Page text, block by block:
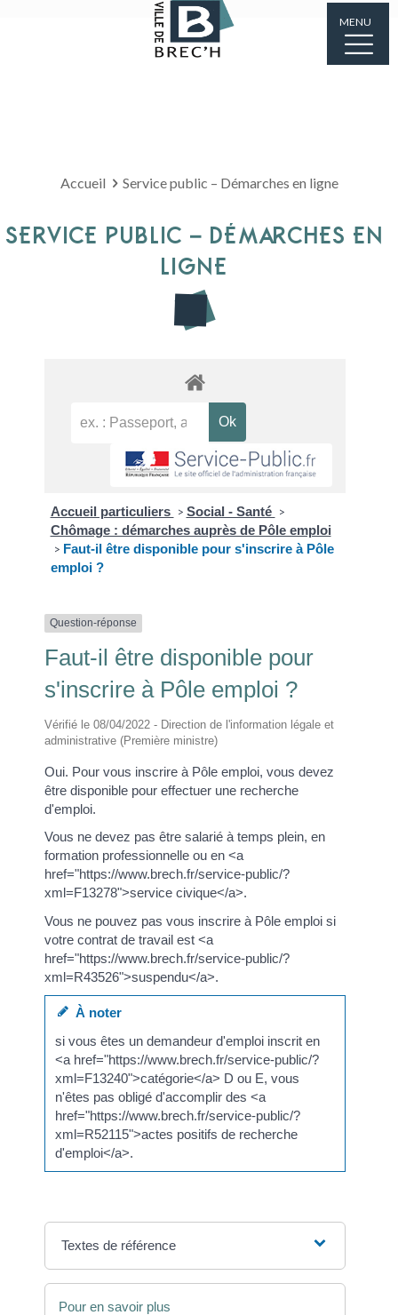
MENU
Accueil Service public – Démarches en ligne
SERVICE PUBLIC – DÉMARCHES EN
LIGNE
Accueil particuliers > Social - Santé >
Chômage : démarches auprès de Pôle emploi
> Faut-il être disponible pour s'inscrire à Pôle
emploi ?
Question-réponse
Faut-il être disponible pour
s'inscrire à Pôle emploi ?
Vérifié le 08/04/2022 - Direction de l'information légale et
administrative (Première ministre)
Oui. Pour vous inscrire à Pôle emploi, vous devez
être disponible pour effectuer une recherche
d'emploi.
Vous ne devez pas être salarié à temps plein, en
formation professionnelle ou en <a
href="https://www.brech.fr/service-public/?
xml=F13278">service civique</a>.
Vous ne pouvez pas vous inscrire à Pôle emploi si
votre contrat de travail est <a
href="https://www.brech.fr/service-public/?
xml=R43526">suspendu</a>.
À noter
si vous êtes un demandeur d'emploi inscrit en
<a href="https://www.brech.fr/service-public/?
xml=F13240">catégorie</a> D ou E, vous
n'êtes pas obligé d'accomplir des <a
href="https://www.brech.fr/service-public/?
xml=R52115">actes positifs de recherche
d'emploi</a>.
Textes de référence
Pour en savoir plus